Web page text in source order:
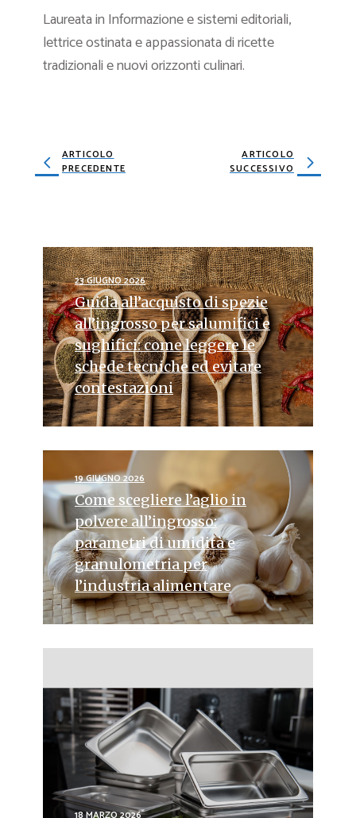
Laureata in Informazione e sistemi editoriali,
lettrice ostinata e appassionata di ricette
tradizionali e nuovi orizzonti culinari.
ARTICOLO
PRECEDENTE
ARTICOLO
SUCCESSIVO
23 GIUGNO 2026
Guida all’acquisto di spezie
all’ingrosso per salumifici e
sughifici: come leggere le
schede tecniche ed evitare
contestazioni
19 GIUGNO 2026
Come scegliere l’aglio in
polvere all’ingrosso:
parametri di umidità e
granulometria per
l’industria alimentare